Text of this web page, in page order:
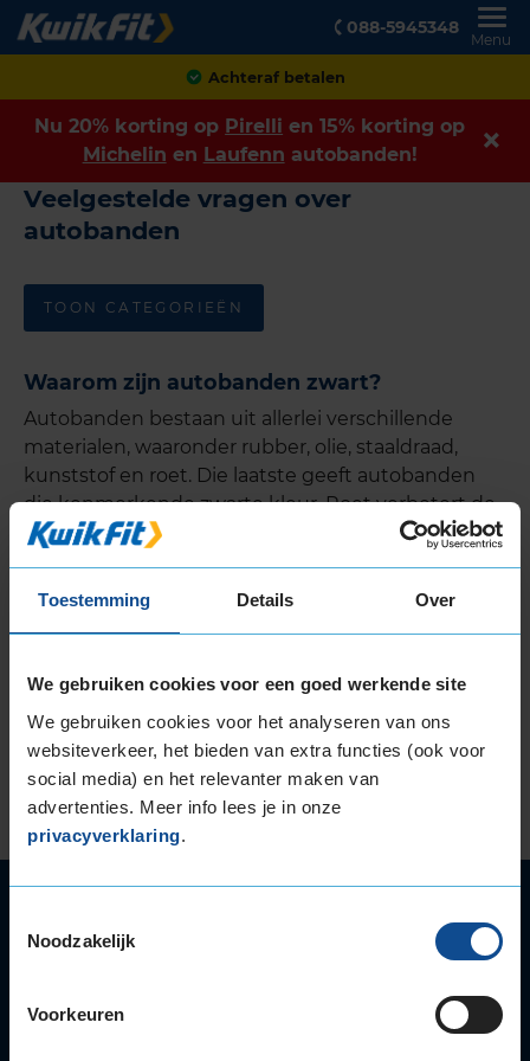
Toestemming Details Over
We gebruiken cookies voor een goed werkende site
We gebruiken cookies voor het analyseren van ons
websiteverkeer, het bieden van extra functies (ook voor
social media) en het relevanter maken van
advertenties. Meer info lees je in onze
privacyverklaring.
Noodzakelijk
Voorkeuren
088-5945348
Menu
Achteraf betalen
Nu 20% korting op Pirelli en 15% korting op
Michelin en Laufenn autobanden!
Veelgestelde vragen over
autobanden
TOON CATEGORIEËN
Waarom zijn autobanden zwart?
Autobanden bestaan uit allerlei verschillende
materialen, waaronder rubber, olie, staaldraad,
kunststof en roet. Die laatste geeft autobanden
die kenmerkende zwarte kleur. Roet verbetert de
rolweerstand en geeft meer grip op de weg. Ook
Helemaal niet zo gek dus dat autobanden zwart
Naast roet zit er nog veel meer in een autoband
Denk aan olie of hars om het rubber soepel te
houden. Maar ook zwavel, kunststof, staaldraad en
anti-degradanten kom je tegen in een goede
autoband.
Autobanden